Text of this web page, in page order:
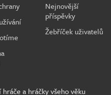
Nejnovější
příspěvky
Žebříček uživatelů
a hráčky všeho věku